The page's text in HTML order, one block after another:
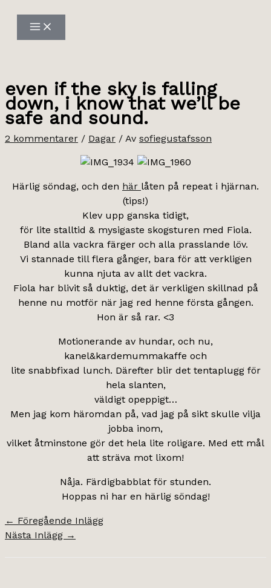
innehåll
even if the sky is falling
down, i know that we’ll be
safe and sound.
2 kommentarer / Dagar / Av sofiegustafsson
Härlig söndag, och den här låten på repeat i hjärnan.
(tips!)
Klev upp ganska tidigt,
för lite stalltid & mysigaste skogsturen med Fiola.
Bland alla vackra färger och alla prasslande löv.
Vi stannade till flera gånger, bara för att verkligen
kunna njuta av allt det vackra.
Fiola har blivit så duktig, det är verkligen skillnad på
henne nu motför när jag red henne första gången.
Hon är så rar. <3
Motionerande av hundar, och nu,
kanel&kardemummakaffe och
lite snabbfixad lunch. Därefter blir det tentaplugg för
hela slanten,
väldigt opeppigt…
Men jag kom häromdan på, vad jag på sikt skulle vilja
jobba inom,
vilket åtminstone gör det hela lite roligare. Med ett mål
att sträva mot lixom!
Nåja. Färdigbabblat för stunden.
Hoppas ni har en härlig söndag!
← Föregående Inlägg
Nästa Inlägg →